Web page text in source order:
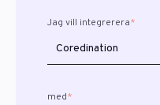
Jag vill integrerera*
med*